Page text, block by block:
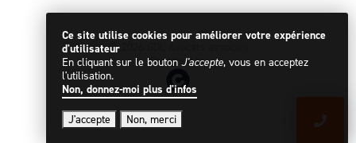
© 2026 GDL Avocats associés
Designed by
Ce site utilise cookies pour améliorer votre expérience
d'utilisateur
En cliquant sur le bouton J'accepte, vous en acceptez
l'utilisation.
Non, donnez-moi plus d'infos
J'accepte
Non, merci